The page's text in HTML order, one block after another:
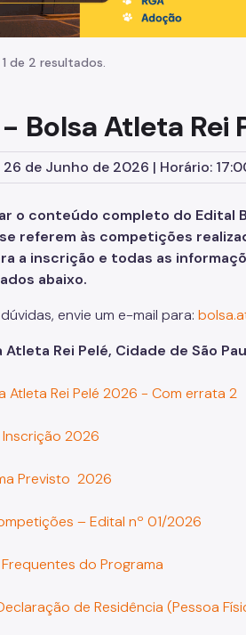
de 2 resultados.
Bolsa Atleta Rei
de Junho de 2026 | Horário:
o conteúdo completo do Edital
referem às competições
a inscrição e todas as
abaixo.
envie um e-mail para:
Atleta Rei Pelé, Cidade de São
Atleta Rei Pelé 2026 - Com errata 2
2026
Previsto 2026
– Edital nº 01/2026
do Programa
de Residência (Pessoa